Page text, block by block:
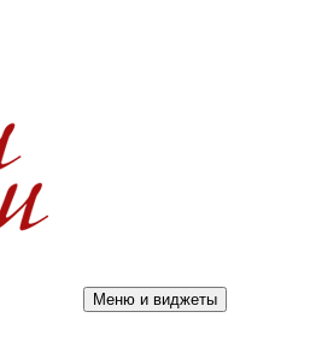
Меню и виджеты